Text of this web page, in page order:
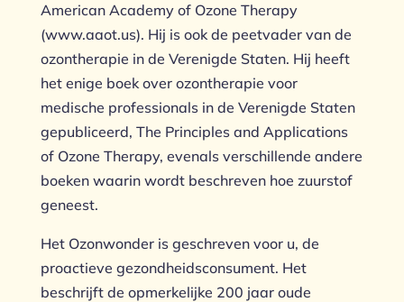
American Academy of Ozone Therapy
(www.aaot.us). Hij is ook de peetvader van de
ozontherapie in de Verenigde Staten. Hij heeft
het enige boek over ozontherapie voor
medische professionals in de Verenigde Staten
gepubliceerd, The Principles and Applications
of Ozone Therapy, evenals verschillende andere
boeken waarin wordt beschreven hoe zuurstof
geneest.
Het Ozonwonder is geschreven voor u, de
proactieve gezondheidsconsument. Het
beschrijft de opmerkelijke 200 jaar oude